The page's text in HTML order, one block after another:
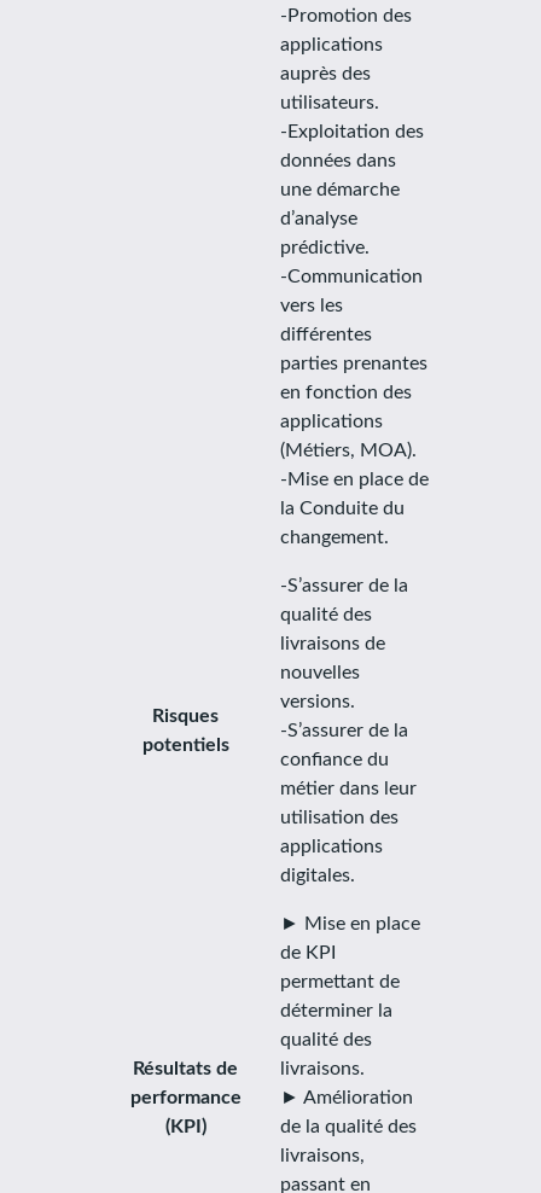
-Promotion des
applications
auprès des
utilisateurs.
-Exploitation des
données dans
une démarche
d’analyse
prédictive.
-Communication
vers les
différentes
parties prenantes
en fonction des
applications
(Métiers, MOA).
-Mise en place de
la Conduite du
changement.
Risques
potentiels
-S’assurer de la
qualité des
livraisons de
nouvelles
versions.
-S’assurer de la
confiance du
métier dans leur
utilisation des
applications
digitales.
Résultats de
performance
(KPI)
► Mise en place
de KPI
permettant de
déterminer la
qualité des
livraisons.
► Amélioration
de la qualité des
livraisons,
passant en